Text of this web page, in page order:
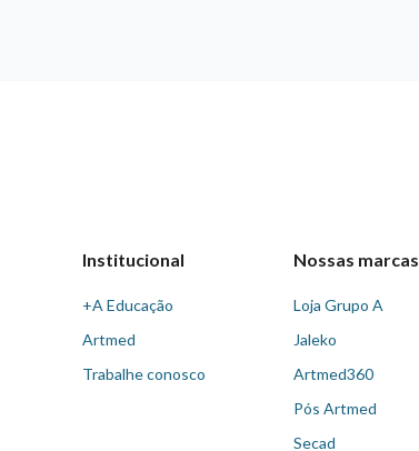
Institucional
+A Educação
Artmed
Trabalhe conosco
Nossas marcas
Loja Grupo A
Jaleko
Artmed360
Pós Artmed
Secad